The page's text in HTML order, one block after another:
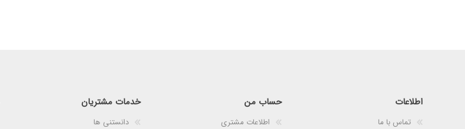
اطلاعات
تماس با ما
حساب من
اطلاعات مشتری
خدمات مشتریان
دانستنی ها